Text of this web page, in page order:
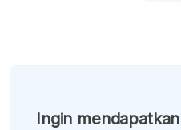
Ingin